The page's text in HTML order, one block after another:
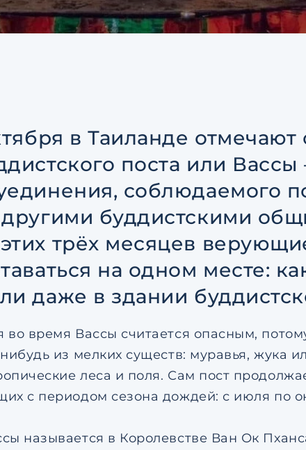
в Таиланде отмечают
поста или Вассы
соблюдаемого
буддистскими
трёх месяцев
на одном месте:
даже в здании
во время Вассы считается опасным,
из мелких существ: муравья, жука
леса и поля. Сам пост
с периодом сезона дождей: с июля по
называется в Королевстве Ван Ок
персональных данных
Я даю согласие на направление